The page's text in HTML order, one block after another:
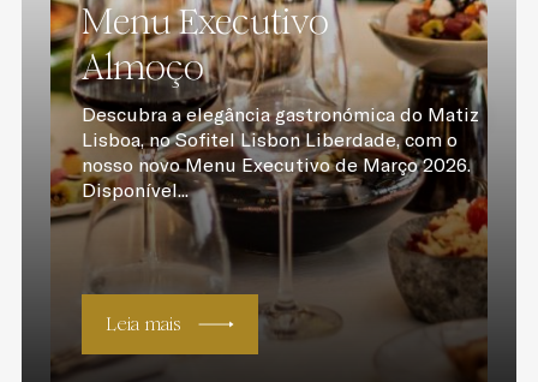
Menu Executivo
Almoço
Descubra a elegância gastronómica do Matiz
Lisboa, no Sofitel Lisbon Liberdade, com o
nosso novo Menu Executivo de Março 2026.
Disponível...
Leia mais